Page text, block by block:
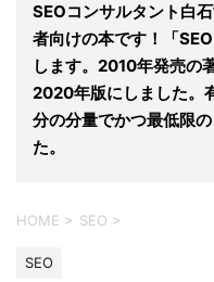
SEOコンサルタント白
者向けの本です！「
します。2010年発売の
2020年版にしました。
分の分量でかつ最低限
た。
HOME > SEO >
SEO